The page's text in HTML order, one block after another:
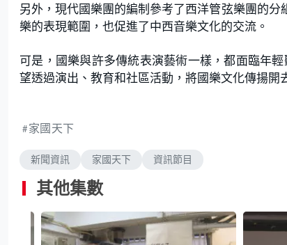
1
.
7
9
%
另外，現代國樂團的編制參考了西洋管弦樂團的
樂的表現範圍，也促進了中西音樂文化的交流。
可是，國樂與許多傳統表演藝術一樣，都面臨年
望透過演出、教育和社區活動，將國樂文化傳揚開
家國天下
新聞資訊 家國天下 資訊節目
其他集數